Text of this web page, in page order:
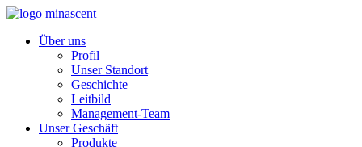
Über uns
Profil
Unser Standort
Geschichte
Leitbild
Management-Team
Unser Geschäft
Produkte